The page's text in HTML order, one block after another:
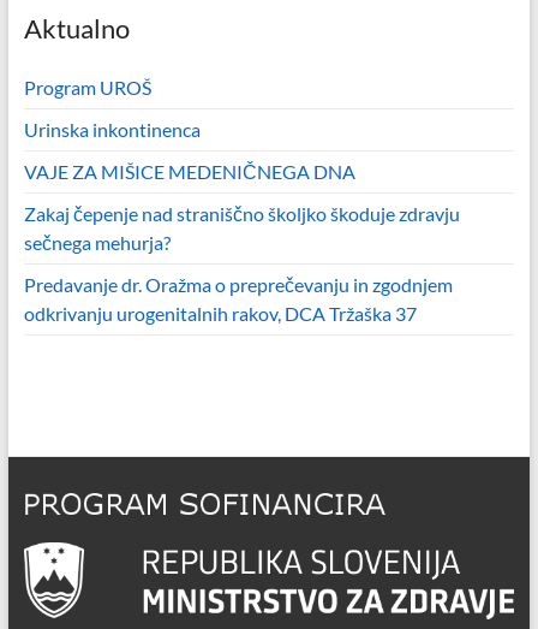
Aktualno
Program UROŠ
Urinska inkontinenca
VAJE ZA MIŠICE MEDENIČNEGA DNA
Zakaj čepenje nad straniščno školjko škoduje zdravju
sečnega mehurja?
Predavanje dr. Oražma o preprečevanju in zgodnjem
odkrivanju urogenitalnih rakov, DCA Tržaška 37